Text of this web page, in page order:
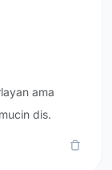
ama
dis.